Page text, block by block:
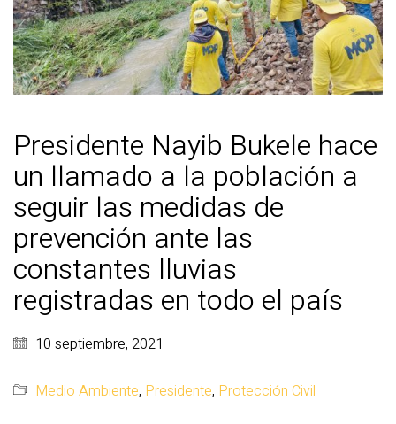
Presidente Nayib Bukele hace
un llamado a la población a
seguir las medidas de
prevención ante las
constantes lluvias
registradas en todo el país
10 septiembre, 2021
Medio Ambiente, Presidente, Protección Civil